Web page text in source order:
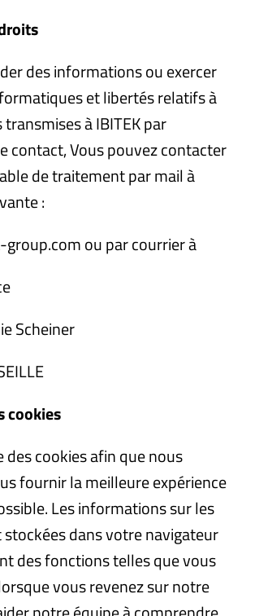
des informations ou exercer
et libertés relatifs à
à IBITEK par
contact, Vous pouvez contacter
de traitement par mail à
:
ou par courrier à
Scheiner
cookies
des cookies afin que nous
fournir la meilleure expérience
Les informations sur les
dans votre navigateur
des fonctions telles que vous
vous revenez sur notre